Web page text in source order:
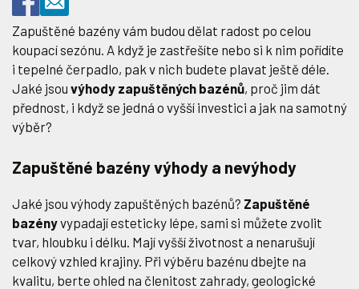
Zapuštěné bazény vám budou dělat radost po celou
koupací sezónu. A když je zastřešíte nebo si k nim pořídíte
i tepelné čerpadlo, pak v nich budete plavat ještě déle.
Jaké jsou výhody zapuštěných bazénů, proč jim dát
přednost, i když se jedná o vyšší investici a jak na samotný
výběr?
Zapuštěné bazény výhody a nevýhody
Jaké jsou výhody zapuštěných bazénů? Zapuštěné
bazényvypadají esteticky lépe, sami si můžete zvolit
tvar, hloubku i délku. Mají vyšší životnost a nenarušují
celkový vzhled krajiny. Při výběru bazénu dbejte na
kvalitu, berte ohled na členitost zahrady, geologické